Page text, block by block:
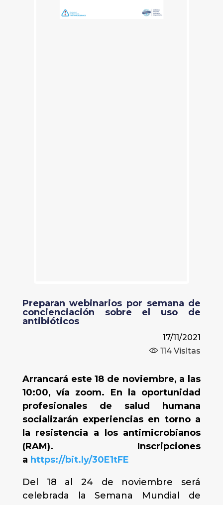
Preparan webinarios por semana de
concienciación sobre el uso de
antibióticos
17/11/2021
114 Visitas
Arrancará este 18 de noviembre, a las
10:00, vía zoom. En la oportunidad
profesionales de salud humana
socializarán experiencias en torno a
la resistencia a los antimicrobianos
(RAM). Inscripciones
a https://bit.ly/30E1tFE
Del 18 al 24 de noviembre será
celebrada la Semana Mundial de